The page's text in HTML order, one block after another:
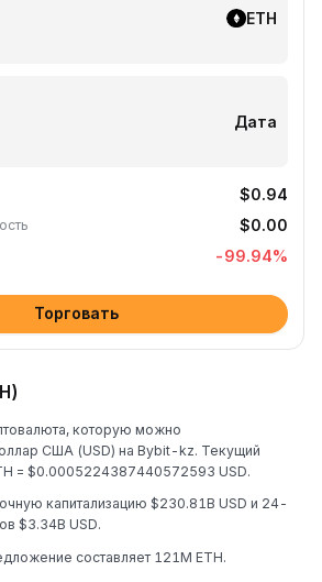
ETH
Дата
$0.94
$0.00
-99.94%
Торговать
которую можно
США (USD) на Bybit-kz. Текущий
= $0.0005224387440572593 USD.
капитализацию $230.81B USD и 24-
$3.34B USD.
составляет 121M ETH.